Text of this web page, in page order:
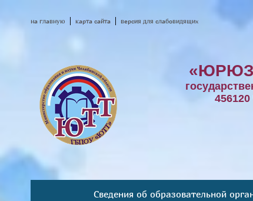
на главную карта сайта версия для слабовидящих
Сведения об образовательной